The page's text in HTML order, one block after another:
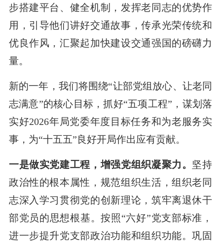
步搭建平台、健全机制，发挥老同志的优势作
用，引导他们讲好交通故事，传承光荣传统和
优良作风，汇聚起加快建设交通强国的磅礴力
量。
新的一年，我们将围绕“让部党组放心、让老同
志满意”的核心目标，抓好“五项工程”，谋划落
实好2026年局党委年度目标任务和为老服务实
事，为“十五五”良好开局作出应有贡献。
一是做实党建工程，增强党组织凝聚力。 坚持
政治性的根本属性，规范组织生活，组织老同
志深入学习贯彻党的创新理论，筑牢离退休干
部党员的思想根基。按照“六好”党支部标准，
进一步提升党支部政治功能和组织功能。巩固